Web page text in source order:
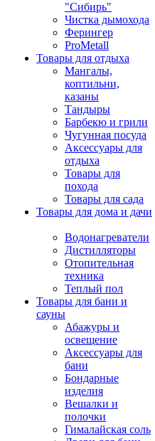
"Сибирь"
Чистка дымохода
Ферингер
ProMetall
Товары для отдыха
Мангалы,
коптильни,
казаны
Тандыры
Барбекю и грили
Чугунная посуда
Аксессуары для
отдыха
Товары для
похода
Товары для сада
Товары для дома и дачи
Водонагреватели
Дистилляторы
Отопительная
техника
Теплый пол
Товары для бани и
сауны
Абажуры и
освещение
Аксессуары для
бани
Бондарные
изделия
Вешалки и
полочки
Гималайская соль